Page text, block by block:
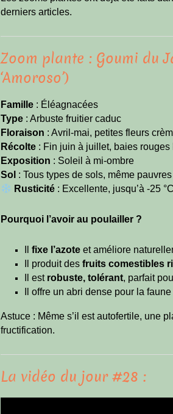
derniers articles.
Zoom plante : Goumi du
‘Amoroso’)
Famille : Éléagnacées
Type : Arbuste fruitier caduc
Floraison : Avril-mai, petites fleurs
Récolte : Fin juin à juillet, baies
Exposition : Soleil à mi-ombre
Sol : Tous types de sols, même
Rusticité : Excellente, jusqu’à -25 °C
Pourquoi l’avoir au poulailler ?
Ilfixe l’azote et améliore
Il produit desfruits comestibles
Il est robuste, tolérant, parfait
Il offre un abri dense pour la
Astuce : Même s’il est autofertile, une
fructification.
La vidéo du jour #28 :